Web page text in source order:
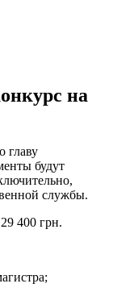
на
главу
будут
службы.
400 грн.